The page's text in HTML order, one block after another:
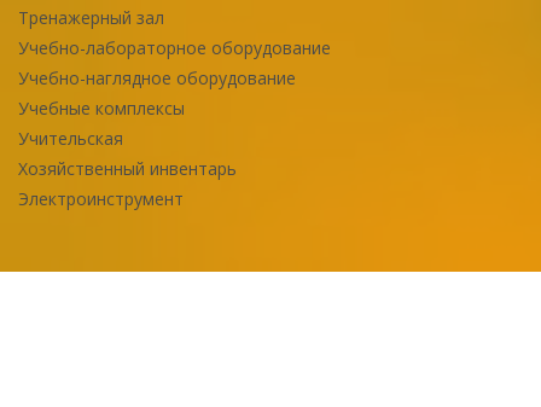
Тренажерный зал
Учебно-лабораторное оборудование
Учебно-наглядное оборудование
Учебные комплексы
Учительская
Хозяйственный инвентарь
Электроинструмент